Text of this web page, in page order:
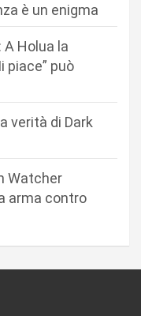
è un enigma
Holua la
piace” può
verità di Dark
Watcher
arma contro